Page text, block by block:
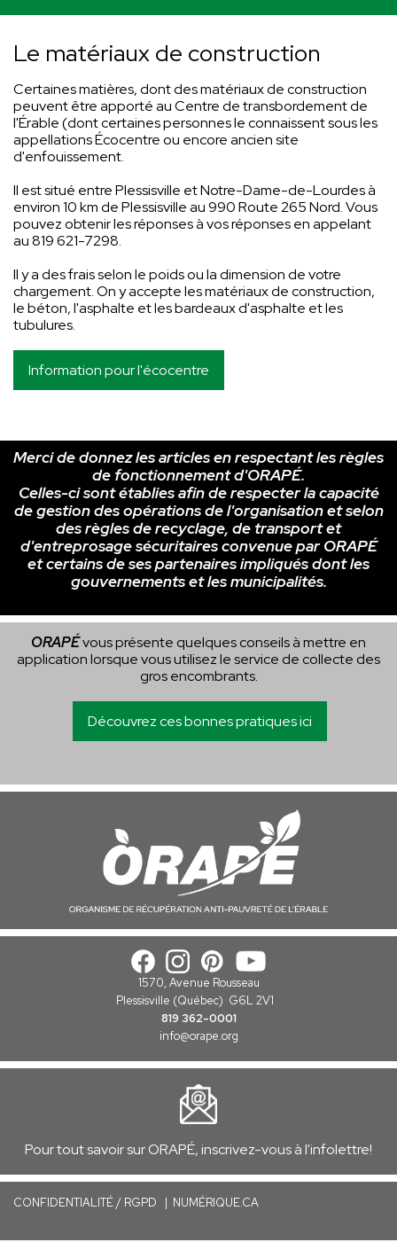
Le matériaux de construction
Certaines matières, dont des matériaux de construction
peuvent être apporté au Centre de transbordement de
l'Érable (dont certaines personnes le connaissent sous les
appellations Écocentre ou encore ancien site
d'enfouissement.
Il est situé entre Plessisville et Notre-Dame-de-Lourdes à
environ 10 km de Plessisville au 990 Route 265 Nord. Vous
pouvez obtenir les réponses à vos réponses en appelant
au 819 621-7298.
Il y a des frais selon le poids ou la dimension de votre
chargement. On y accepte les matériaux de construction,
le béton, l'asphalte et les bardeaux d'asphalte et les
tubulures.
Information pour l'écocentre
Merci de donnez les articles en respectant les règles
de fonctionnement d'ORAPÉ.
Celles-ci sont établies afin de respecter la capacité
de gestion des opérations de l'organisation et selon
des règles de recyclage, de transport et
d'entreprosage sécuritaires convenue par ORAPÉ
et certains de ses partenaires impliqués dont les
gouvernements et les municipalités.
ORAPÉvous présente quelques conseils à mettre en
application lorsque vous utilisez le service de collecte des
gros encombrants.
Découvrez ces bonnes pratiques ici
1570, Avenue Rousseau
Plessisville (Québec) G6L 2V1
819 362-0001
info@orape.org
Pour tout savoir sur ORAPÉ, inscrivez-vous à l'infolettre!
CONFIDENTIALITÉ / RGPD | NUMÉRIQUE.CA